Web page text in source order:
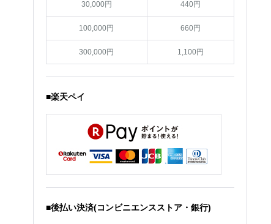
30,000円 440円
100,000円 660円
300,000円 1,100円
■楽天ペイ
■後払い決済(コンビニエンスストア・銀行)